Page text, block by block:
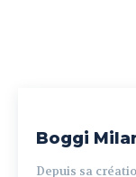
Boggi
Depuis sa